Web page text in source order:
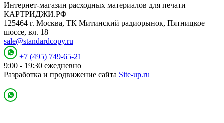
Интернет-магазин расходных материалов для печати
КАРТРИДЖИ.РФ
125464 г. Москва, ТК Митинский радиорынок, Пятницкое
шоссе, вл. 18
sale@standardcopy.ru
+7 (495) 749-65-21
9:00 - 19:30 ежедневно
Разработка и продвижение сайта Site-up.ru